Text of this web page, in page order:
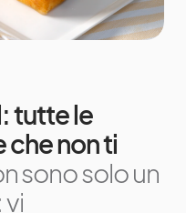
tutte le
che non ti
sono solo un